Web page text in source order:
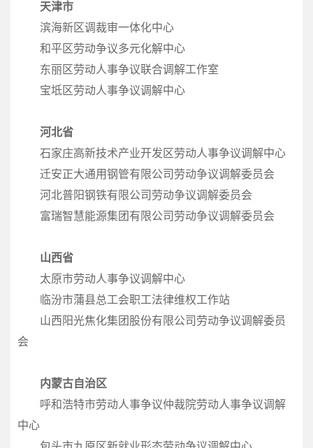
天津市
滨海新区调裁审一体化中心
和平区劳动争议多元化解中心
东丽区劳动人事争议联合调解工作室
宝坻区劳动人事争议调解中心
河北省
石家庄高新技术产业开发区劳动人事争议调解中心
迁安正大通用钢管有限公司劳动争议调解委员会
河北普阳钢铁有限公司劳动争议调解委员会
富瑞智慧能源集团有限公司劳动争议调解委员会
山西省
太原市劳动人事争议调解中心
临汾市蒲县总工会职工法律维权工作站
山西阳光焦化集团股份有限公司劳动争议调解委员
会
内蒙古自治区
呼和浩特市劳动人事争议仲裁院劳动人事争议调解
中心